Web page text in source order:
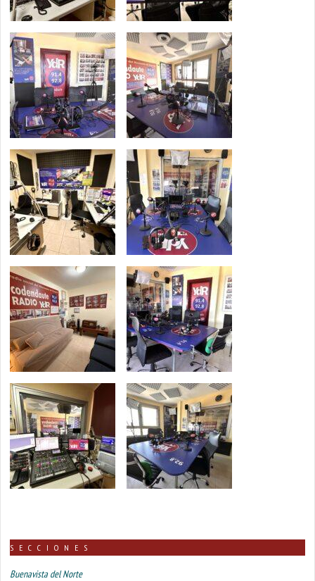
SECCIONES
Buenavista del Norte